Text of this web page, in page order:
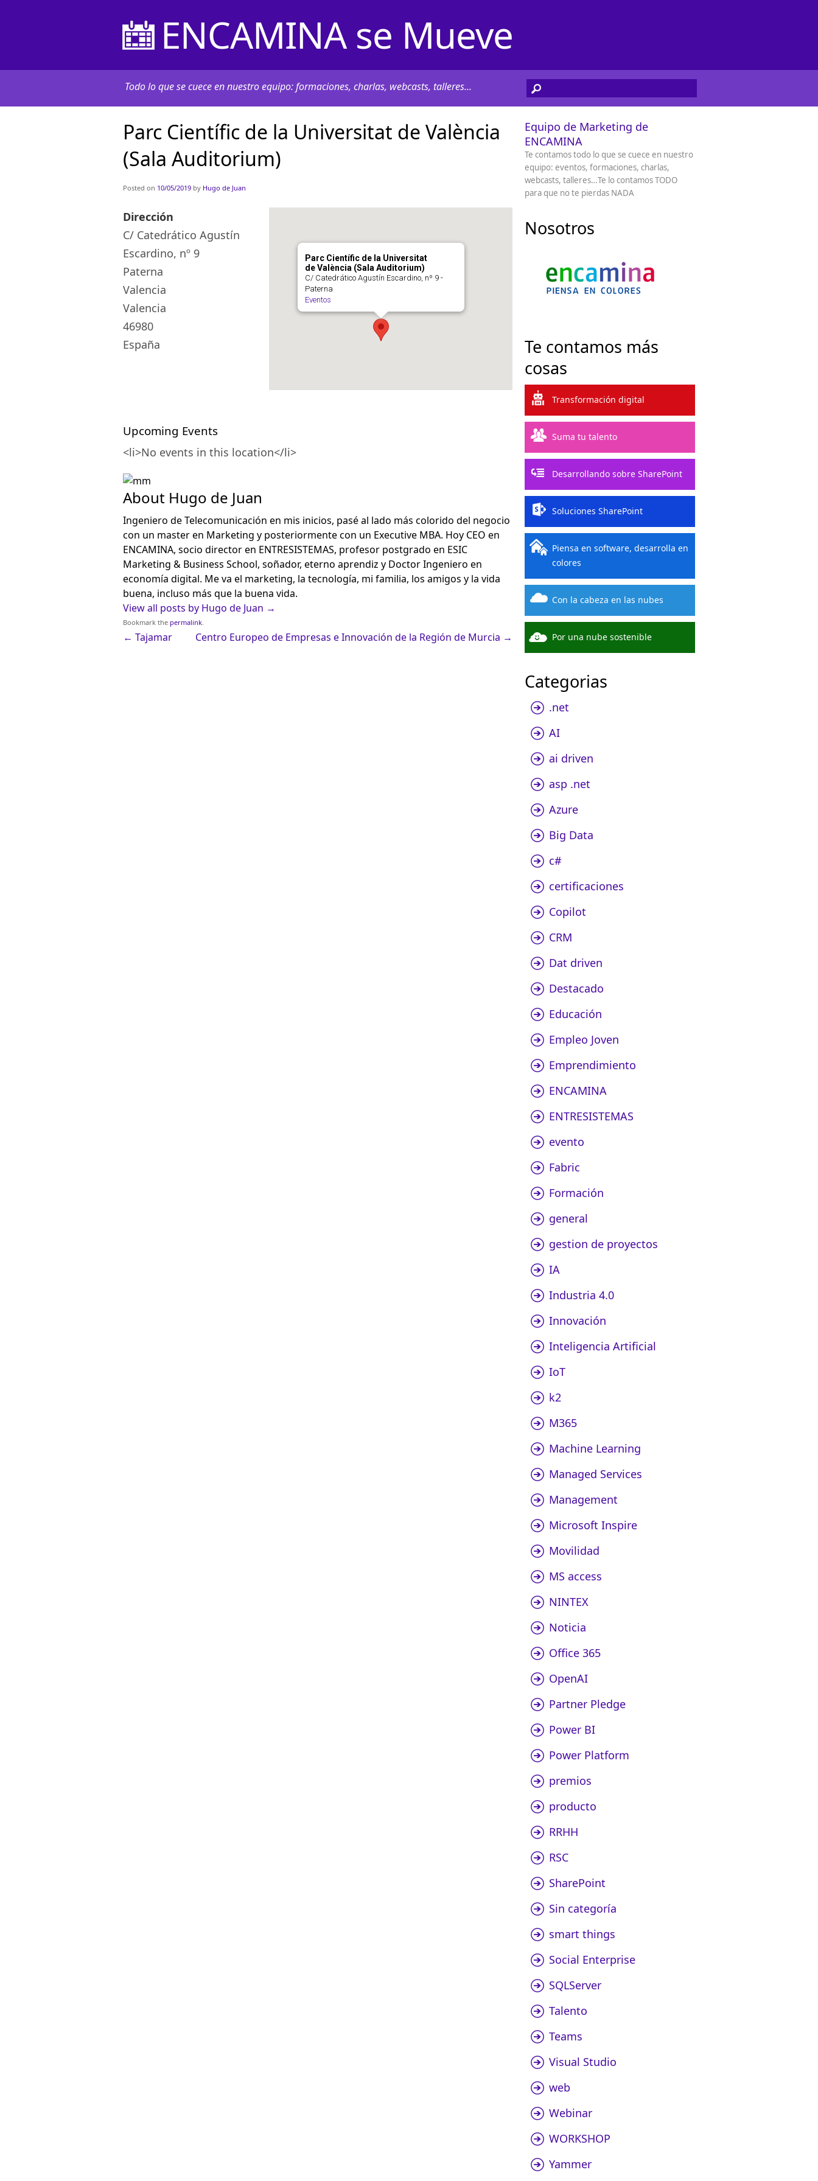
ENCAMINA se Mueve
Todo lo que se cuece en nuestro equipo: formaciones, charlas, webcasts, talleres...
Parc Científic de la Universitat de València
(Sala Auditorium)
Posted on 10/05/2019 by Hugo de Juan
Parc Científic de la Universitat
de València (Sala Auditorium)
C/ Catedrático Agustín Escardino, nº 9 -
Paterna
Eventos
Dirección
C/ Catedrático Agustín
Escardino, nº 9
Paterna
Valencia
Valencia
46980
España
Upcoming Events
<li>No events in this location</li>
About Hugo de Juan
Ingeniero de Telecomunicación en mis inicios, pasé al lado más colorido del negocio
con un master en Marketing y posteriormente con un Executive MBA. Hoy CEO en
ENCAMINA, socio director en ENTRESISTEMAS, profesor postgrado en ESIC
Marketing & Business School, soñador, eterno aprendiz y Doctor Ingeniero en
economía digital. Me va el marketing, la tecnología, mi familia, los amigos y la vida
buena, incluso más que la buena vida.
View all posts by Hugo de Juan →
Bookmark the permalink
← Tajamar Centro Europeo de Empresas e Innovación de la Región de Murcia →
Equipo de Marketing de
ENCAMINA
Te contamos todo lo que se cuece en nuestro
equipo: eventos, formaciones, charlas,
webcasts, talleres…Te lo contamos TODO
para que no te pierdas NADA
Nosotros
Te contamos más
cosas
Transformación digital
Suma tu talento
Desarrollando sobre SharePoint
Soluciones SharePoint
Piensa en software, desarrolla en
colores
Con la cabeza en las nubes
Por una nube sostenible
Categorias
.net
AI
ai driven
asp .net
Azure
Big Data
c#
certificaciones
Copilot
CRM
Dat driven
Destacado
Educación
Empleo Joven
Emprendimiento
ENCAMINA
ENTRESISTEMAS
evento
Fabric
Formación
general
gestion de proyectos
IA
Industria 4.0
Innovación
Inteligencia Artificial
IoT
k2
M365
Machine Learning
Managed Services
Management
Microsoft Inspire
Movilidad
MS access
NINTEX
Noticia
Office 365
OpenAI
Partner Pledge
Power BI
Power Platform
premios
producto
RRHH
RSC
SharePoint
Sin categoría
smart things
Social Enterprise
SQLServer
Talento
Teams
Visual Studio
web
Webinar
WORKSHOP
Yammer